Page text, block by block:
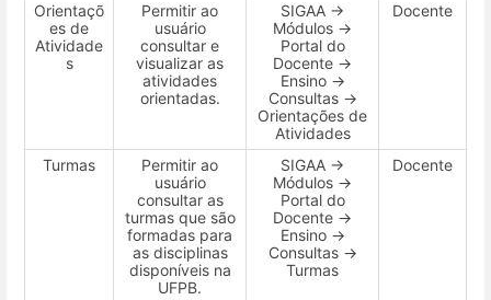
Orientaçõ
es de
Atividade
s
Permitir ao
usuário
consultar e
visualizar as
atividades
orientadas.
SIGAA →
Módulos →
Portal do
Docente →
Ensino →
Consultas →
Orientações de
Atividades
Docente
Turmas
Permitir ao
usuário
consultar as
turmas que são
formadas para
as disciplinas
disponíveis na
UFPB.
SIGAA →
Módulos →
Portal do
Docente →
Ensino →
Consultas →
Turmas
Docente